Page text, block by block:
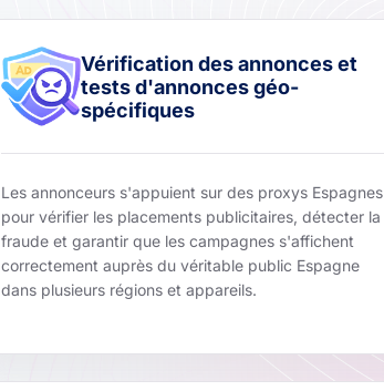
Vérification des annonces et
tests d'annonces géo-
spécifiques
Les annonceurs s'appuient sur des proxys Espagnes
pour vérifier les placements publicitaires, détecter la
fraude et garantir que les campagnes s'affichent
correctement auprès du véritable public Espagne
dans plusieurs régions et appareils.